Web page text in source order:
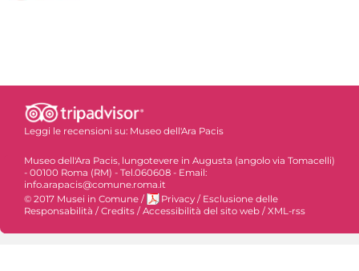
Leggi le recensioni su: Museo dell'Ara Pacis
Museo dell'Ara Pacis, lungotevere in Augusta (angolo via Tomacelli)
- 00100 Roma (RM) - Tel.060608 - Email:
info.arapacis@comune.roma.it
© 2017 Musei in Comune / Privacy / Esclusione delle
Responsabilità / Credits / Accessibilità del sito web / XML-rss